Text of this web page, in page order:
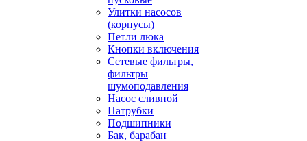
Улитки насосов
(корпусы)
Петли люка
Кнопки включения
Сетевые фильтры,
фильтры
шумоподавления
Насос сливной
Патрубки
Подшипники
Бак, барабан